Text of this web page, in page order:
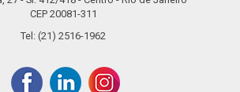
CEP 20081-311
Tel: (21) 2516-1962